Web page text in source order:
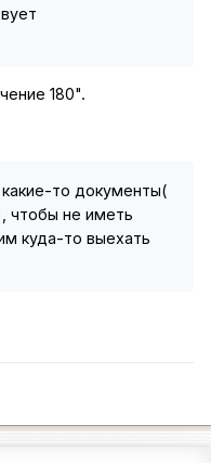
180".
то документы(
чтобы не иметь
куда-то выехать